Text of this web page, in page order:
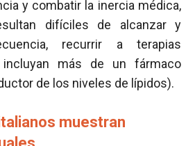
y combatir la inercia médica,
difíciles de alcanzar y
recurrir a terapias
incluyan más de un fármaco
de los niveles de lípidos).
muestran